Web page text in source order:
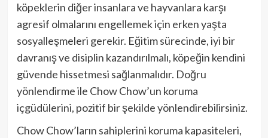
köpeklerin diğer insanlara ve hayvanlara karşı
agresif olmalarını engellemek için erken yaşta
sosyalleşmeleri gerekir. Eğitim sürecinde, iyi bir
davranış ve disiplin kazandırılmalı, köpeğin kendini
güvende hissetmesi sağlanmalıdır. Doğru
yönlendirme ile Chow Chow’un koruma
içgüdülerini, pozitif bir şekilde yönlendirebilirsiniz.
Chow Chow’ların sahiplerini koruma kapasiteleri,